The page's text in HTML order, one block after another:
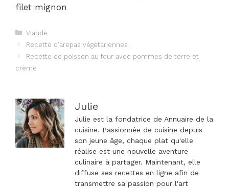
filet mignon
Catégories
Viande
Navigation
des
Recette d'arepas végétariennes
Recette de poisson au four avec pommes de terre et
crème
Julie
Julie est la fondatrice de Annuaire de la
cuisine. Passionnée de cuisine depuis
son jeune âge, chaque plat qu'elle
réalise est une nouvelle aventure
culinaire à partager. Maintenant, elle
diffuse ses recettes en ligne afin de
transmettre sa passion pour l'art